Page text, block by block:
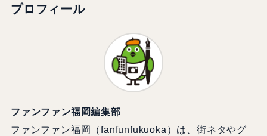
プロフィール
ファンファン福岡編集部
ファンファン福岡（fanfunfukuoka）は、街ネタやグ